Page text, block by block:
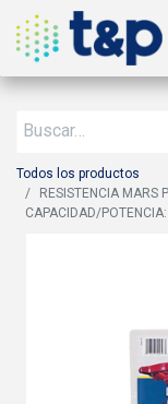
Todos los productos
RESISTENCIA MARS
CAPACIDAD/